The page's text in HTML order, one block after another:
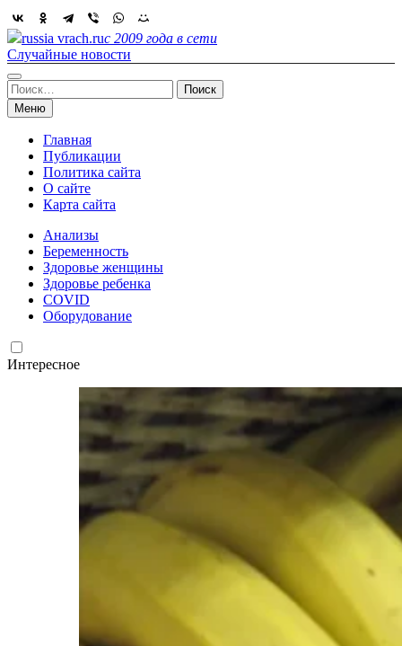
Skip
to
content
russia vrach.ruс 2009 года в сети
Случайные новости
Найти:
Меню
Главная
Публикации
Политика сайта
О сайте
Карта сайта
Анализы
Беременность
Здоровье женщины
Здоровье ребенка
COVID
Оборудование
Интересное